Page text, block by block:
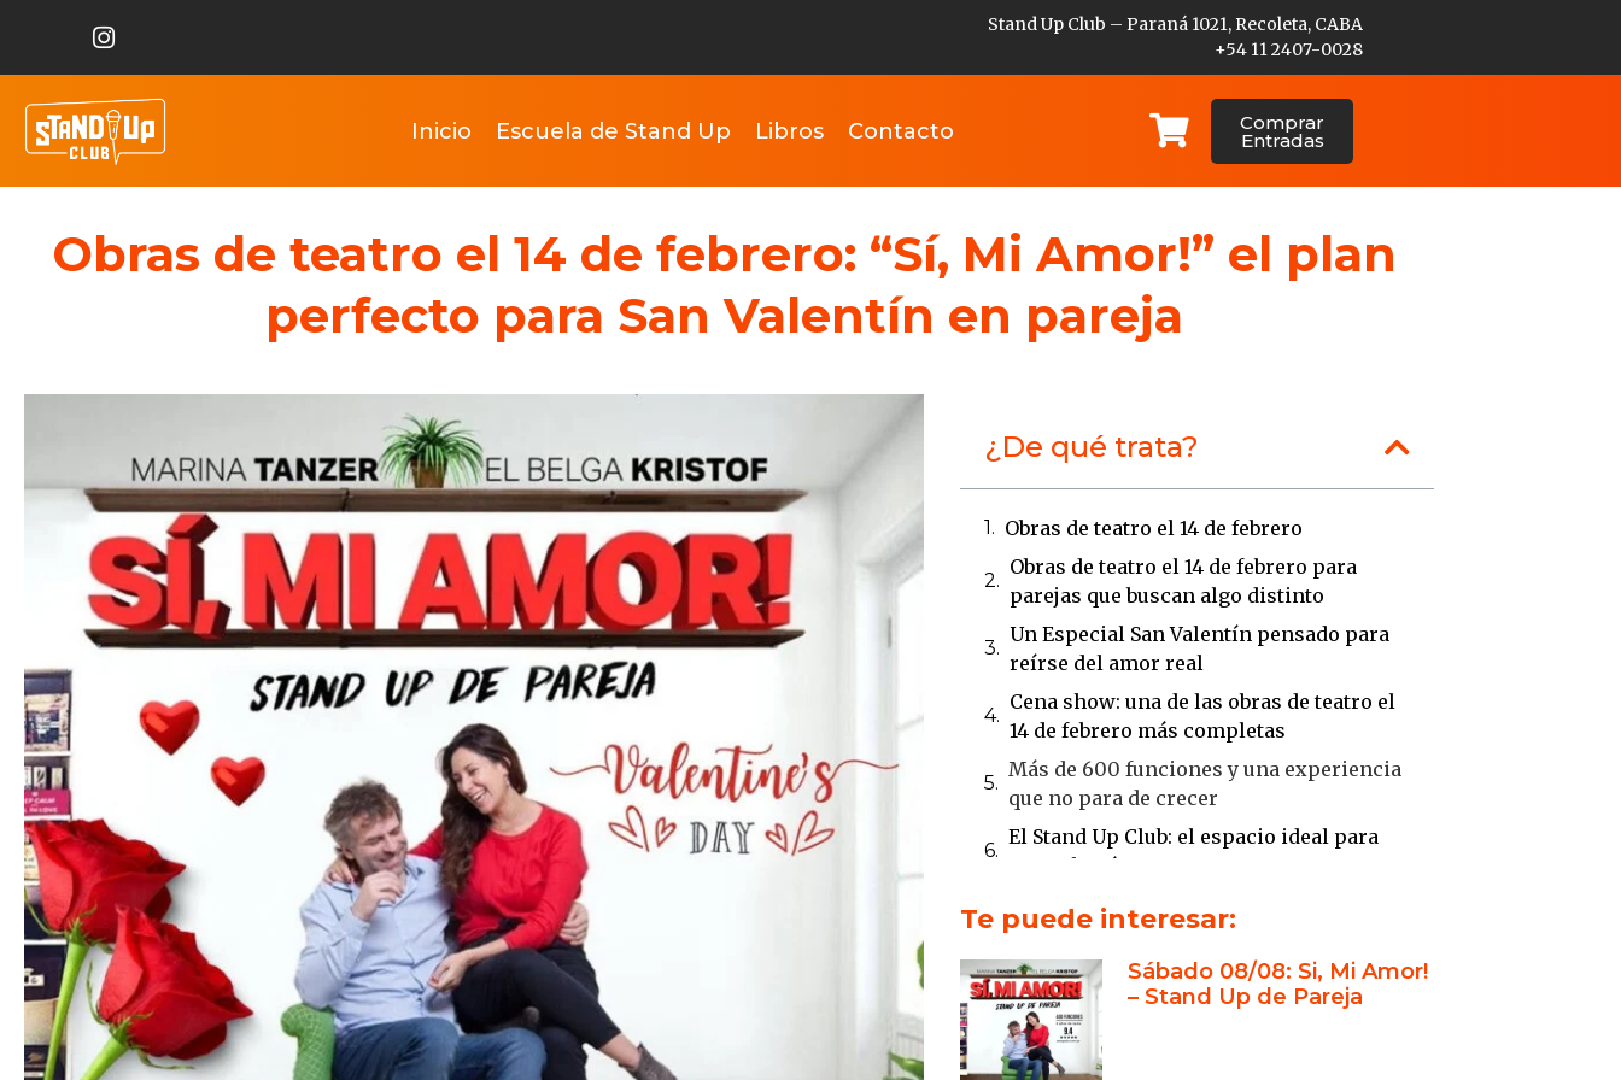
Stand Up Club – Paraná 1021, Recoleta, CABA
+54 11 2407-0028
Inicio Escuela de Stand Up Libros Contacto Comprar
Entradas
Obras de teatro el 14 de febrero: “Sí, Mi Amor!” el plan
perfecto para San Valentín en pareja
¿De qué trata?
Obras de teatro el 14 de febrero
Obras de teatro el 14 de febrero para
parejas que buscan algo distinto
Un Especial San Valentín pensado para
reírse del amor real
Cena show: una de las obras de teatro el
14 de febrero más completas
Más de 600 funciones y una experiencia
que no para de crecer
El Stand Up Club: el espacio ideal para
San Valentín
Fernando Quintans y Marina “Maio”
Tanzer: humor de pareja con
experiencia real
Reírse de la convivencia: el verdadero
regalo de San Valentín
Ideal para parejas nuevas, largas y en
Te puede interesar:
Sábado 08/08: Si, Mi Amor!
– Stand Up de Pareja